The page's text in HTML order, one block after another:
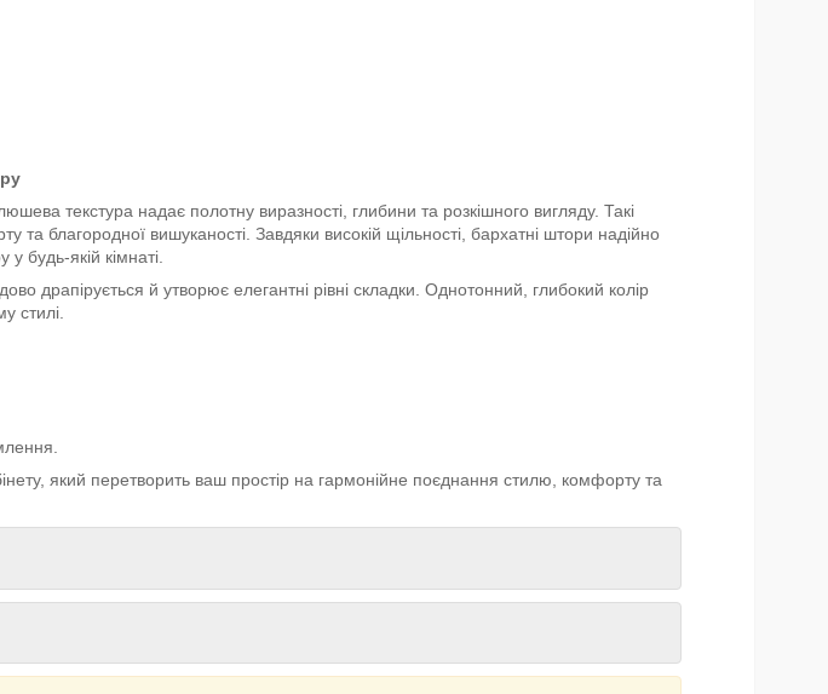
текстура надає полотну виразності, глибини та розкішного вигляду. Такі
благородної вишуканості. Завдяки високій щільності, бархатні штори надійно
будь-якій кімнаті.
драпірується й утворює елегантні рівні складки. Однотонний, глибокий колір
стилі.
який перетворить ваш простір на гармонійне поєднання стилю, комфорту та